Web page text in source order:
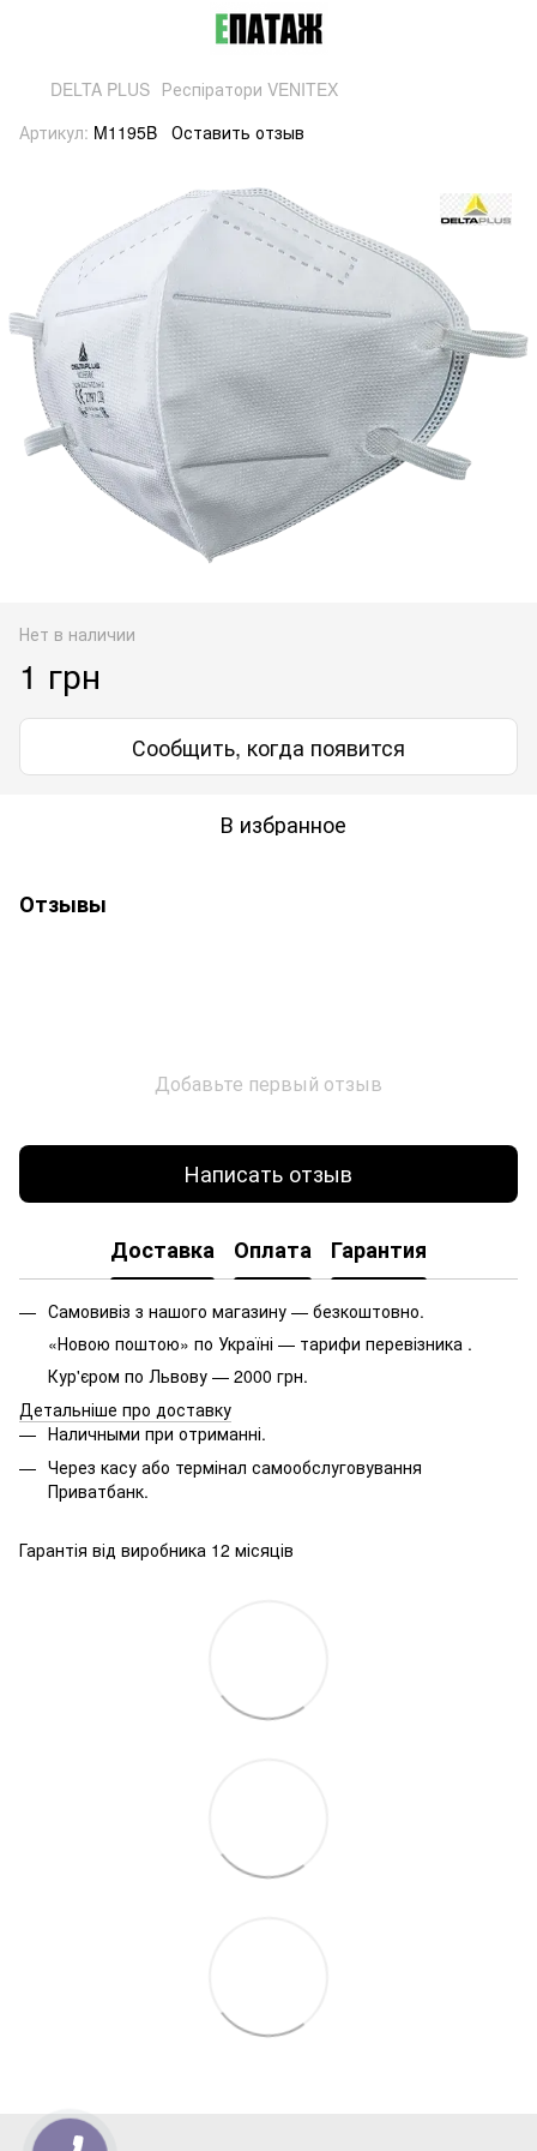
DELTA PLUS Респіратори VENITEX
Артикул: M1195B Оставить отзыв
Нет в наличии
1 грн
Сообщить, когда появится
В избранное
Отзывы
Добавьте первый отзыв
Написать отзыв
Доставка Оплата Гарантия
Самовивіз з нашого магазину — безкоштовно.
«Новою поштою» по Україні — тарифи перевізника .
Кур'єром по Львову — 2000 грн.
Детальніше про доставку
Наличными при отриманні.
Через касу або термінал самообслуговування
Приватбанк.
Гарантія від виробника 12 місяців